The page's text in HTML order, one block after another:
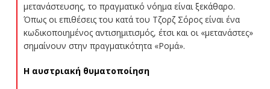
μετανάστευσης, το πραγματικό νόημα είναι ξεκάθαρο.
Όπως οι επιθέσεις του κατά του Τζορζ Σόρος είναι ένα
κωδικοποιημένος αντισημιτισμός, έτσι και οι «μετανάστες»
σημαίνουν στην πραγματικότητα «Ρομά».
Η αυστριακή θυματοποίηση